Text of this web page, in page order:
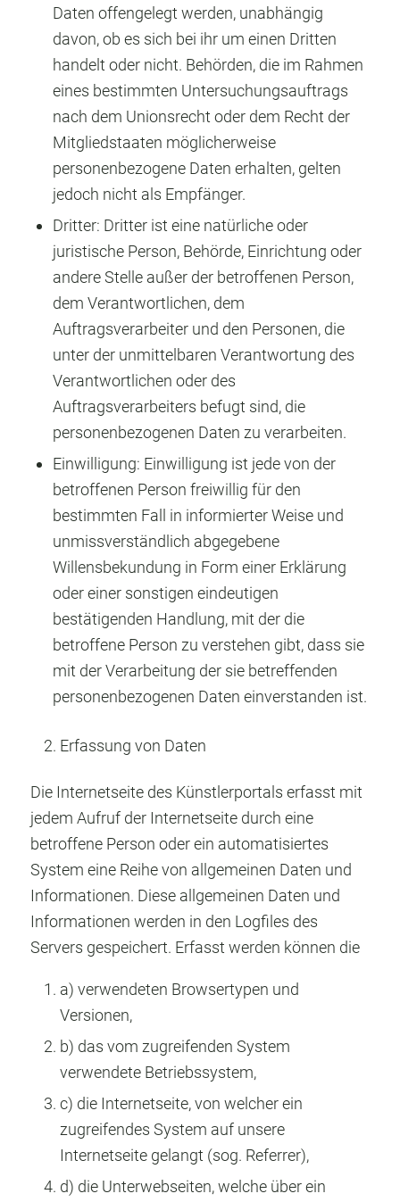
Daten offengelegt werden, unabhängig
davon, ob es sich bei ihr um einen Dritten
handelt oder nicht. Behörden, die im Rahmen
eines bestimmten Untersuchungsauftrags
nach dem Unionsrecht oder dem Recht der
Mitgliedstaaten möglicherweise
personenbezogene Daten erhalten, gelten
jedoch nicht als Empfänger.
Dritter: Dritter ist eine natürliche oder
juristische Person, Behörde, Einrichtung oder
andere Stelle außer der betroffenen Person,
dem Verantwortlichen, dem
Auftragsverarbeiter und den Personen, die
unter der unmittelbaren Verantwortung des
Verantwortlichen oder des
Auftragsverarbeiters befugt sind, die
personenbezogenen Daten zu verarbeiten.
Einwilligung: Einwilligung ist jede von der
betroffenen Person freiwillig für den
bestimmten Fall in informierter Weise und
unmissverständlich abgegebene
Willensbekundung in Form einer Erklärung
oder einer sonstigen eindeutigen
bestätigenden Handlung, mit der die
betroffene Person zu verstehen gibt, dass sie
mit der Verarbeitung der sie betreffenden
personenbezogenen Daten einverstanden ist.
Erfassung von Daten
Die Internetseite des Künstlerportals erfasst mit
jedem Aufruf der Internetseite durch eine
betroffene Person oder ein automatisiertes
System eine Reihe von allgemeinen Daten und
Informationen. Diese allgemeinen Daten und
Informationen werden in den Logfiles des
Servers gespeichert. Erfasst werden können die
a) verwendeten Browsertypen und
Versionen,
b) das vom zugreifenden System
verwendete Betriebssystem,
c) die Internetseite, von welcher ein
zugreifendes System auf unsere
Internetseite gelangt (sog. Referrer),
d) die Unterwebseiten, welche über ein